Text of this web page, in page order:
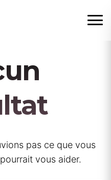
pas ce que vous
vous aider.